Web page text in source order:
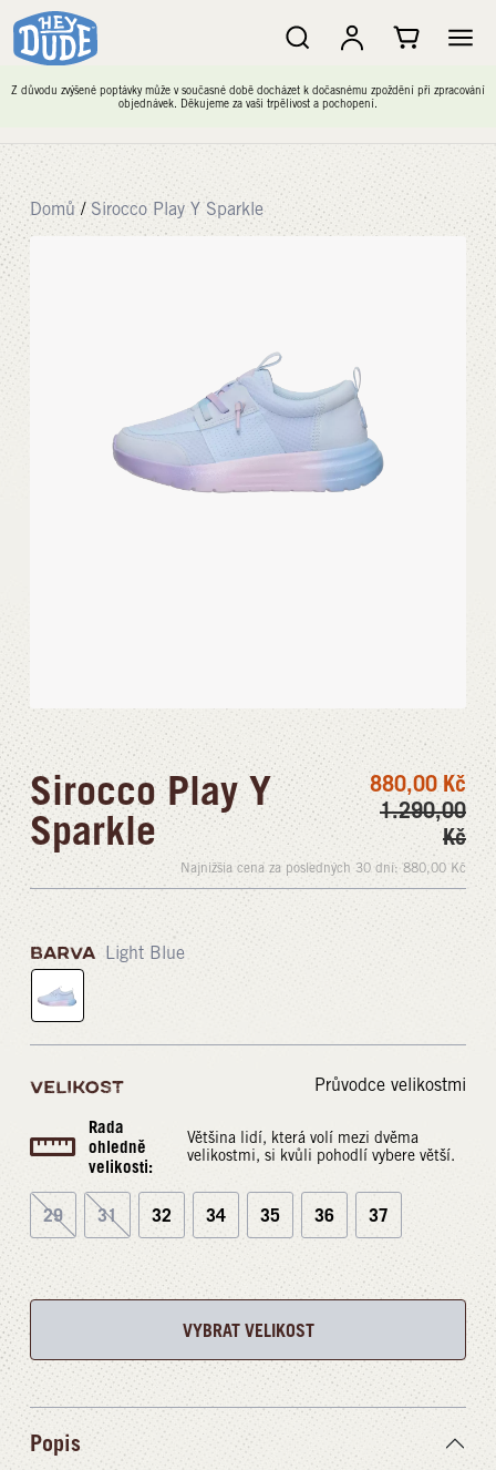
Z důvodu zvýšené poptávky může v současné době docházet k dočasnému zpoždění při zpracování
objednávek. Děkujeme za vaši trpělivost a pochopení.
Domů / Sirocco Play Y Sparkle
Sirocco Play Y
Sparkle
880,00 Kč
1.290,00
Kč
Najnižšia cena za posledných 30 dní:880,00 Kč
BARVA Light Blue
VELIKOST Průvodce velikostmi
Rada
ohledně
velikosti:
Většina lidí, která volí mezi dvěma
velikostmi, si kvůli pohodlí vybere větší.
29 31 32 34 35 36 37
VYBRAT VELIKOST
Popis